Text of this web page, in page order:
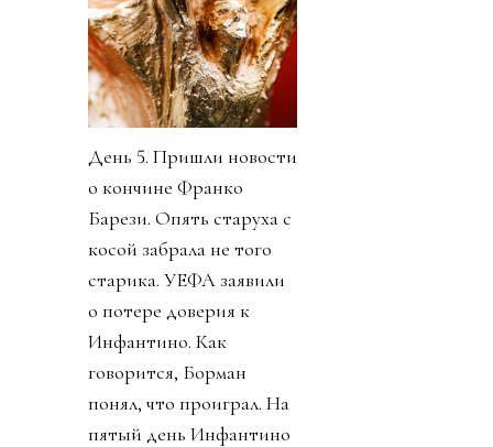
День 5. Пришли новости
о кончине Франко
Барези. Опять старуха с
косой забрала не того
старика. УЕФА заявили
о потере доверия к
Инфантино. Как
говорится, Борман
понял, что проиграл. На
пятый день Инфантино